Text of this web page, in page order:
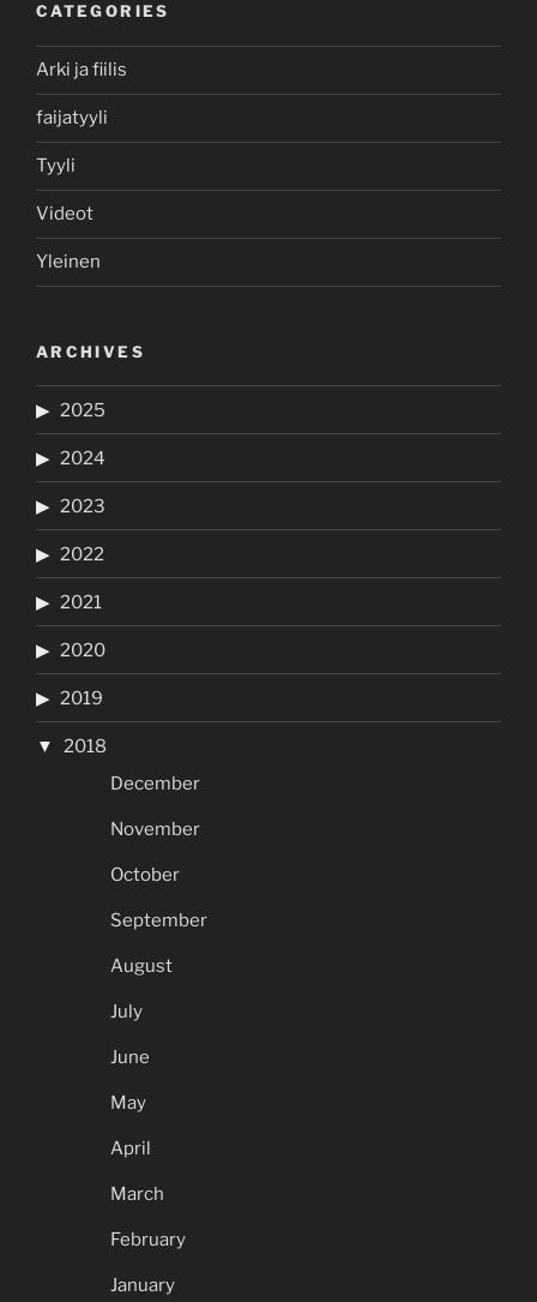
CATEGORIES
Arki ja fiilis
faijatyyli
Tyyli
Videot
Yleinen
ARCHIVES
2025
2024
2023
2022
2021
2020
2019
2018
December
November
October
September
August
July
June
May
April
March
February
January